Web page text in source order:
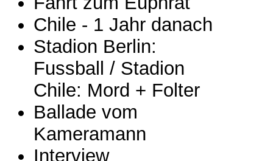
Chile - 1 Jahr danach
Stadion Berlin:
Fussball / Stadion
Chile: Mord + Folter
Ballade vom
Kameramann
Interview